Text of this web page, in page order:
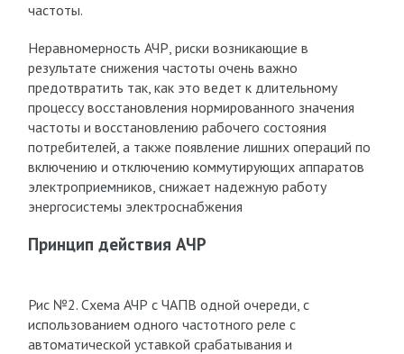
частоты.
Неравномерность АЧР, риски возникающие в
результате снижения частоты очень важно
предотвратить так, как это ведет к длительному
процессу восстановления нормированного значения
частоты и восстановлению рабочего состояния
потребителей, а также появление лишних операций по
включению и отключению коммутирующих аппаратов
электроприемников, снижает надежную работу
энергосистемы электроснабжения
Принцип действия АЧР
Рис №2. Схема АЧР с ЧАПВ одной очереди, с
использованием одного частотного реле с
автоматической уставкой срабатывания и